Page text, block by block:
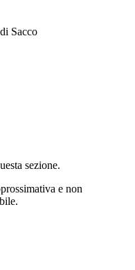
Sacco
sezione.
e non